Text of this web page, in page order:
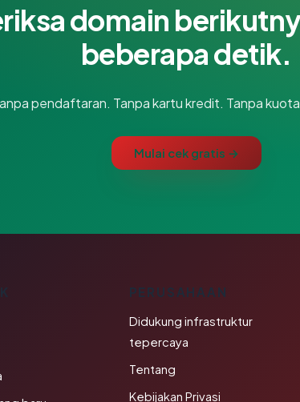
domain
beberapa detik.
pendaftaran. Tanpa kartu kredit. Tanpa
Mulai cek gratis →
PERUSAHAAN
Didukung infrastruktur
tepercaya
Tentang
Kebijakan Privasi